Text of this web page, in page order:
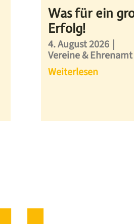
Was für ein
Erfolg!
4. August 2026 |
Vereine & Ehrenamt
Weiterlesen